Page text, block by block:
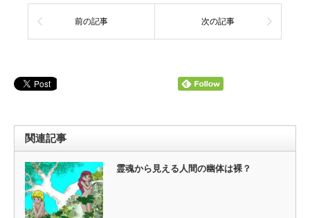
前の記事 次の記事
関連記事
霊魂から見える人間の幽体は裸？